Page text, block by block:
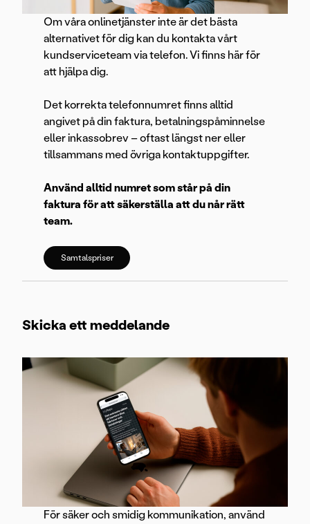
Om våra onlinetjänster inte är det bästa
alternativet för dig kan du kontakta vårt
kundserviceteam via telefon. Vi finns här för
att hjälpa dig.
Det korrekta telefonnumret finns alltid
angivet på din faktura, betalningspåminnelse
eller inkassobrev – oftast längst ner eller
tillsammans med övriga kontaktuppgifter.
Använd alltid numret som står på din
faktura för att säkerställa att du når rätt
team.
Samtalspriser
Skicka ett meddelande
För säker och smidig kommunikation, använd